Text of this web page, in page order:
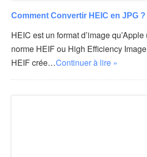
Comment Convertir HEIC en JPG ?
HEIC est un format d’image
norme HEIF ou High Efficiency
HEIF crée…Continuer à lire »